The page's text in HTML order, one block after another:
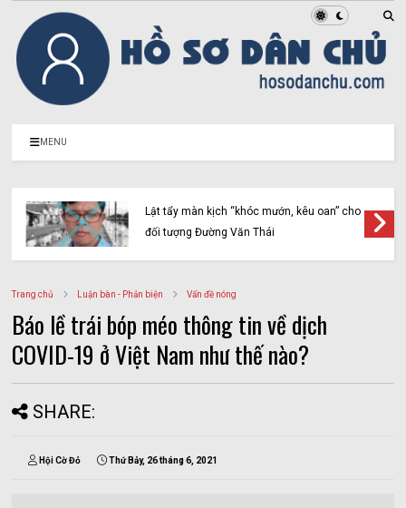
MENU
Lật tẩy màn kịch “khóc mướn, kêu oan” cho
đối tượng Đường Văn Thái
Trang chủ Luận bàn - Phản biện Vấn đề nóng
Báo lề trái bóp méo thông tin về dịch
COVID-19 ở Việt Nam như thế nào?
SHARE:
Hội Cờ Đỏ Thứ Bảy, 26 tháng 6, 2021